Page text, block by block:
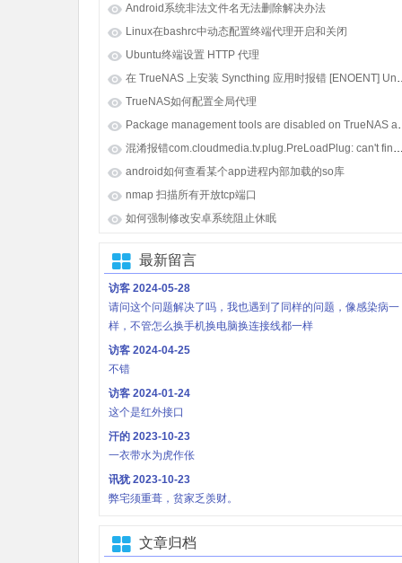
Android系统非法文件名无法删除解决办法
Linux在bashrc中动态配置终端代理开启和关闭
Ubuntu终端设置 HTTP 代理
TrueNAS如何配置全局代理
android如何查看某个app进程内部加载的so库
nmap 扫描所有开放tcp端口
如何强制修改安卓系统阻止休眠
最新留言
访客2024-05-28
请问这个问题解决了吗，我也遇到了同样的问题，像感染病一
样，不管怎么换手机换电脑换连接线都一样
访客2024-04-25
不错
访客2024-01-24
这个是红外接口
汗的2023-10-23
一衣带水为虎作伥
讯犹2023-10-23
弊宅须重葺，贫家乏羡财。
文章归档